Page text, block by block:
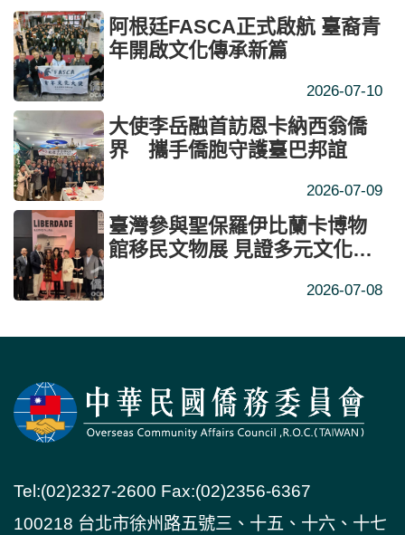
阿根廷FASCA正式啟航 臺裔青
年開啟文化傳承新篇
2026-07-10
大使李岳融首訪恩卡納西翁僑
界 攜手僑胞守護臺巴邦誼
2026-07-09
臺灣參與聖保羅伊比蘭卡博物
館移民文物展 見證多元文化融
2026-07-08
Tel:(02)2327-2600 Fax:(02)2356-6367
100218 台北市徐州路五號三、十五、十六、十七